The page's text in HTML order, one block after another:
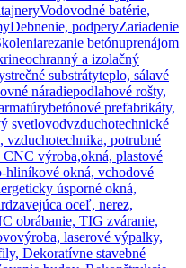
Vodovodné batérie,
Debnenie, podperyZariadenie
rezanie betónuprenájom
ochranný a izolačný
strečné substrátyteplo, sálavé
náradiepodlahové rošty,
betónové prefabrikáty,
svetlovodvzduchotechnické
vzduchotechnika, potrubné
CNC výroba,okná, plastové
hliníkové okná, vchodové
úsporné okná,
oceľ, nerez,
obrábanie, TIG zváranie,
laserové výpalky,
Dekoratívne stavebné